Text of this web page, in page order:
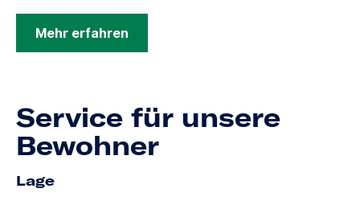
Mehr erfahren
Service für unsere
Bewohner
Lage